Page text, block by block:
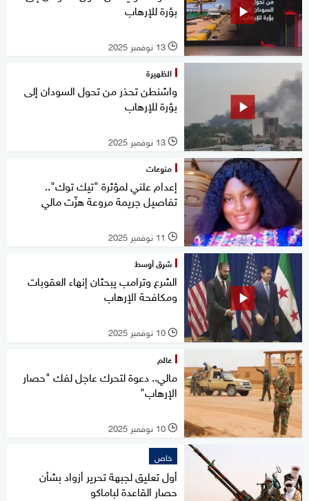
بؤرة للإرهاب
l 13 نوفمبر 2025
الظهيرة
واشنطن تحذر من تحول السودان إلى
بؤرة للإرهاب
l 13 نوفمبر 2025
منوعات
إعدام علني لمؤثرة "تيك توك"..
تفاصيل جريمة مروعة هزّت مالي
l 11 نوفمبر 2025
شرق أوسط
الشرع وترامب يبحثان إنهاء العقوبات
ومكافحة الإرهاب
l 10 نوفمبر 2025
عالم
مالي.. دعوة لتحرك عاجل لفك "حصار
الإرهاب"
l 10 نوفمبر 2025
خاص
أول تعليق لجبهة تحرير أزواد بشأن
حصار القاعدة لباماكو